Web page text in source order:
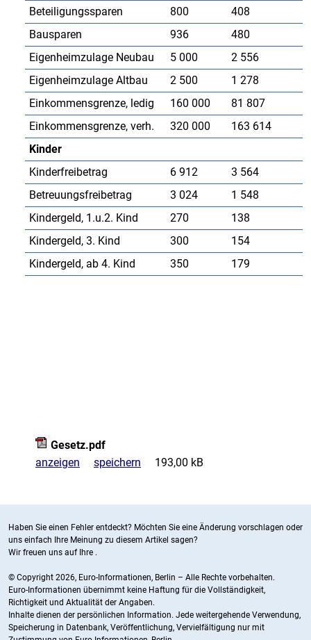
Beteiligungssparen 800
408
Bausparen
936
480
Eigenheimzulage Neubau
5 000
2 556
Eigenheimzulage Altbau
2 500
1 278
Einkommensgrenze, ledig
160 000
81 807
Einkommensgrenze, verh.
320 000
163 614
Kinder
Kinderfreibetrag
6 912
3 564
Betreuungsfreibetrag
3 024
1 548
Kindergeld, 1.u.2. Kind
270
138
Kindergeld, 3. Kind
300
154
Kindergeld, ab 4. Kind
350 179
Gesetz.pdf
anzeigen
speichern 193,00 kB
Haben Sie einen Fehler entdeckt? Möchten Sie eine Änderung vorschlagen oder
uns einfach Ihre Meinung zu diesem Artikel sagen?
Wir freuen uns auf Ihre .
© Copyright 2026, Euro-Informationen, Berlin – Alle Rechte vorbehalten.
Euro-Informationen übernimmt keine Haftung für die Vollständigkeit,
Richtigkeit und Aktualität der Angaben.
Inhalte dienen der persönlichen Information. Jede weitergehende Verwendung,
Speicherung in Datenbank, Veröffentlichung, Vervielfältigung nur mit